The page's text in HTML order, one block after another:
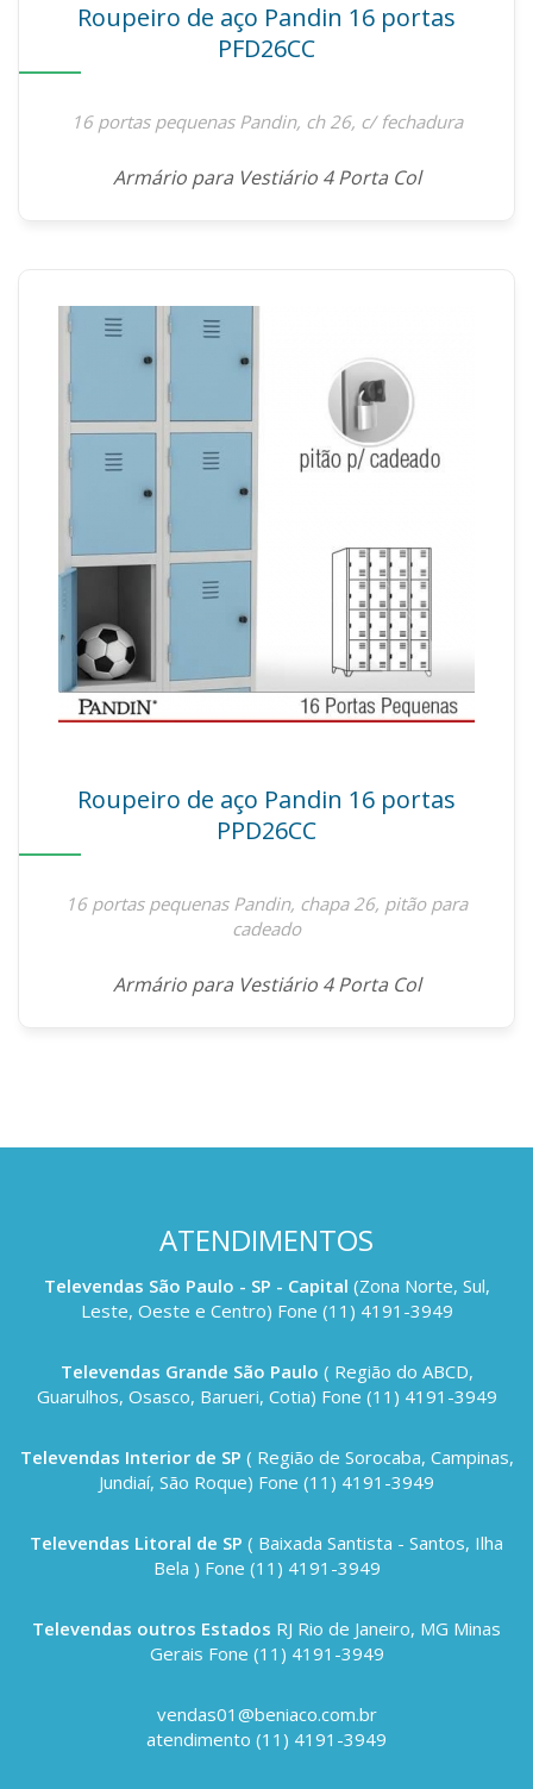
Roupeiro de aço Pandin 16 portas
PFD26CC
16 portas pequenas Pandin, ch 26, c/ fechadura
Armário para Vestiário 4 Porta Col
Roupeiro de aço Pandin 16 portas
PPD26CC
16 portas pequenas Pandin, chapa 26, pitão para
cadeado
Armário para Vestiário 4 Porta Col
ATENDIMENTOS
Televendas São Paulo - SP - Capital (Zona Norte, Sul,
Leste, Oeste e Centro) Fone (11) 4191-3949
Televendas Grande São Paulo ( Região do ABCD,
Guarulhos, Osasco, Barueri, Cotia) Fone (11) 4191-3949
Televendas Interior de SP ( Região de Sorocaba, Campinas,
Jundiaí, São Roque) Fone (11) 4191-3949
Televendas Litoral de SP ( Baixada Santista - Santos, Ilha
Bela ) Fone (11) 4191-3949
Televendas outros Estados RJ Rio de Janeiro, MG Minas
Gerais Fone (11) 4191-3949
vendas01@beniaco.com.br
atendimento (11) 4191-3949